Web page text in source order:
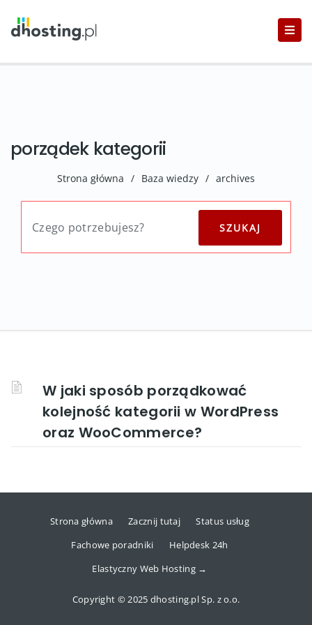
porządek kategorii
Strona główna / Baza wiedzy / archives
W jaki sposób porządkować
kolejność kategorii w WordPress
oraz WooCommerce?
Strona główna Zacznij tutaj
Status usług
Fachowe poradniki
Helpdesk 24h
Elastyczny Web Hosting →
Copyright © 2025 dhosting.pl Sp. z o.o.